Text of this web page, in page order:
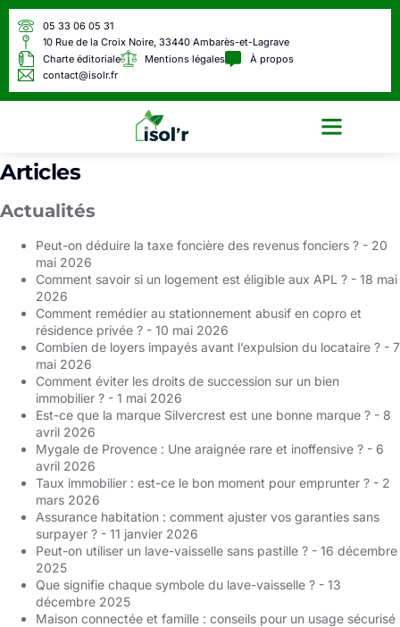
05 33 06 05 31
10 Rue de la Croix Noire, 33440 Ambarès-et-Lagrave
Charte éditoriale
Mentions légales
À propos
contact@isolr.fr
Articles
Actualités
Peut-on déduire la taxe foncière des revenus fonciers ? - 20
mai 2026
Comment savoir si un logement est éligible aux APL ? - 18 mai
2026
Comment remédier au stationnement abusif en copro et
résidence privée ? - 10 mai 2026
Combien de loyers impayés avant l’expulsion du locataire ? - 7
mai 2026
Comment éviter les droits de succession sur un bien
immobilier​ ? - 1 mai 2026
Est-ce que la marque Silvercrest est une bonne marque ? - 8
avril 2026
Mygale de Provence : Une araignée rare et inoffensive ? - 6
avril 2026
Taux immobilier : est-ce le bon moment pour emprunter ? - 2
mars 2026
Assurance habitation : comment ajuster vos garanties sans
surpayer ? - 11 janvier 2026
Peut-on utiliser un lave-vaisselle sans pastille ? - 16 décembre
2025
Que signifie chaque symbole du lave-vaisselle ? - 13
décembre 2025
Maison connectée et famille : conseils pour un usage sécurisé